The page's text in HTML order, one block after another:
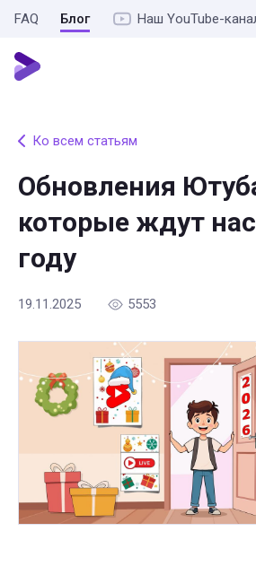
FAQ Блог Наш YouTube-
Ко всем статьям
Обновления
которые ждут
году
19.11.2025 5553